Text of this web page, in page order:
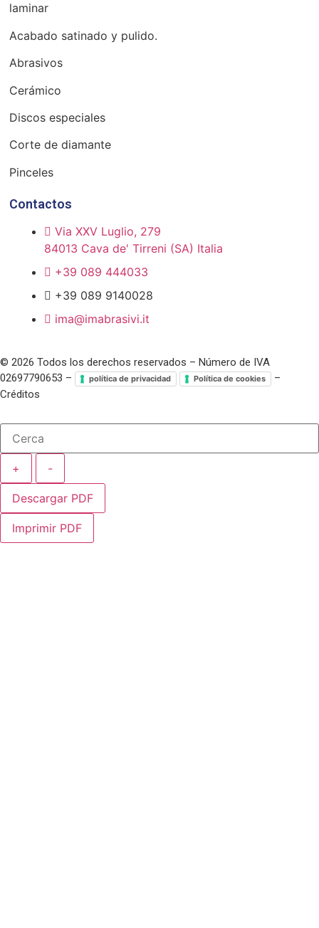
laminar
Acabado satinado y pulido.
Abrasivos
Cerámico
Discos especiales
Corte de diamante
Pinceles
Contactos
Via XXV Luglio, 279
84013 Cava de' Tirreni (SA) Italia
+39 089 444033
+39 089 9140028
ima@imabrasivi.it
© 2026 Todos los derechos reservados – Número de IVA
02697790653 –
política de privacidad Política de cookies
–
Créditos
+ -
Descargar PDF
Imprimir PDF